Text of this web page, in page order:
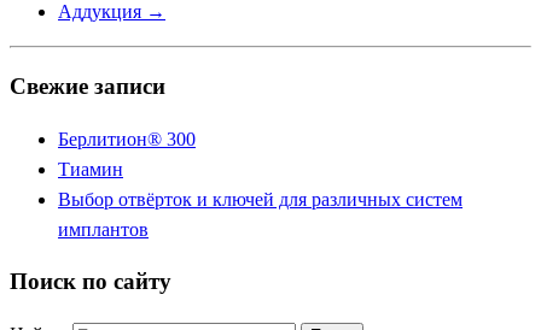
Аддукция →
Свежие записи
Берлитион® 300
Тиамин
Выбор отвёрток и ключей для различных систем
имплантов
Поиск по сайту